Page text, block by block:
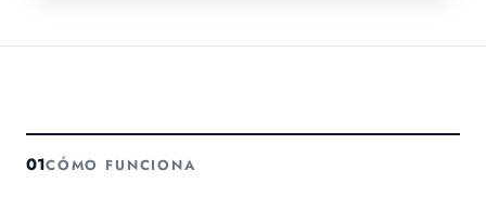
01CÓMO FUNCIONA